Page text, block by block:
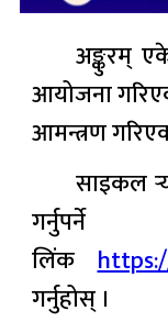
अङ्कुरम्
आयोजना
आमन्त्रण
साइकल
लिंक
गर्नुहोस् ।